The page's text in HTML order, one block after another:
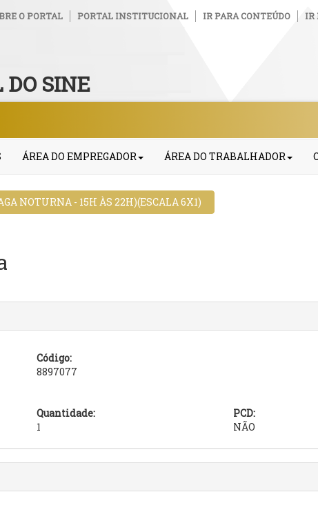
O PORTAL PORTAL INSTITUCIONAL IR PARA CONTEÚDO IR
DO SINE
ÁREA DO EMPREGADOR ÁREA DO TRABALHADOR
NOTURNA - 15H ÀS 22H)(ESCALA 6X1)
Código:
8897077
Quantidade:
1
PCD:
NÃO